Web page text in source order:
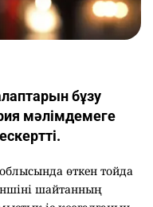
бұзу
мәлімдемеге
облысында өткен тойда
шайтанның